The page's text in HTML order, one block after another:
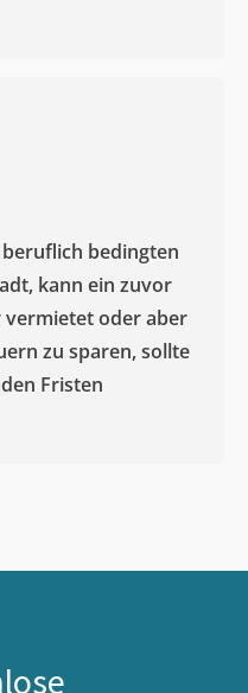
bedingten
kann ein zuvor
vermietet oder aber
zu sparen, sollte
Fristen